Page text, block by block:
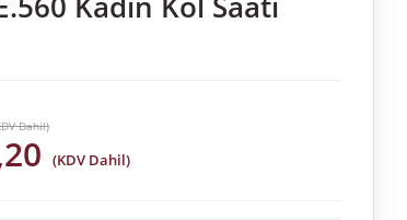
Dahil)
(KDV Dahil)